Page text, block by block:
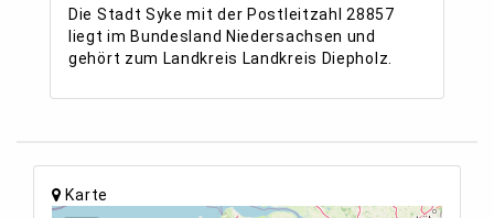
Die Stadt Syke mit der Postleitzahl 28857
liegt im Bundesland Niedersachsen und
gehört zum Landkreis Landkreis Diepholz.
Karte